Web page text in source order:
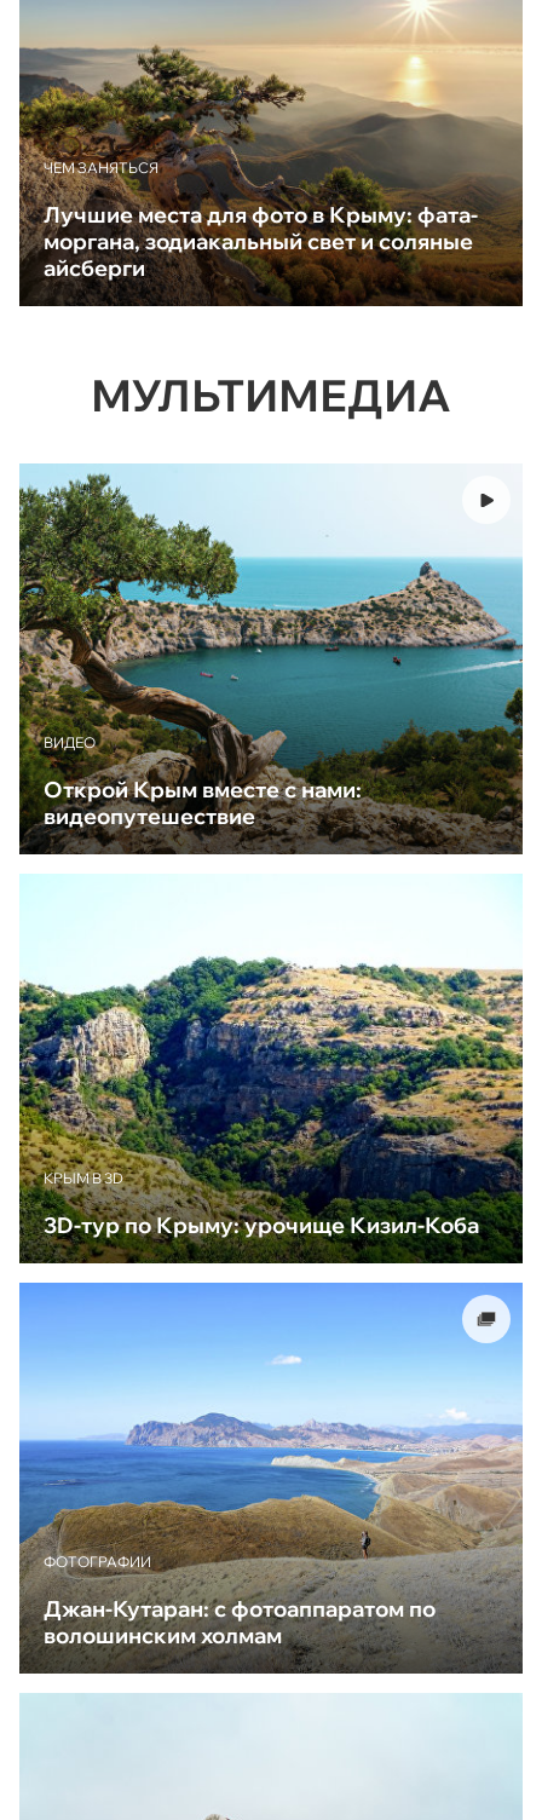
ЧЕМ ЗАНЯТЬСЯ
Лучшие места для фото в Крыму: фата-
моргана, зодиакальный свет и соляные
айсберги
МУЛЬТИМЕДИА
ВИДЕО
Открой Крым вместе с нами:
видеопутешествие
КРЫМ В 3D
3D-тур по Крыму: урочище Кизил-Коба
ФОТОГРАФИИ
Джан-Кутаран: с фотоаппаратом по
волошинским холмам